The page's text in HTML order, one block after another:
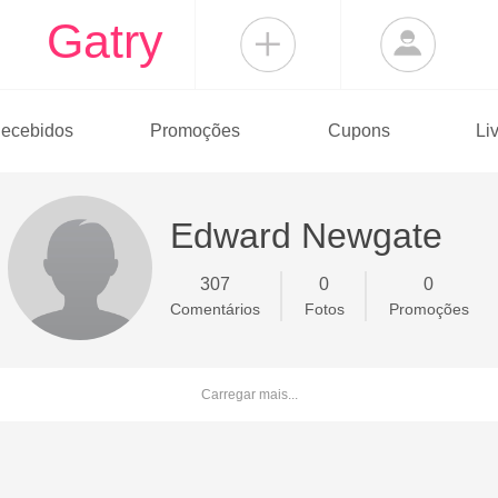
Gatry
Promoções Cupons
Edward Newgate
307
Comentários
0
Fotos
0
Promoções
Carregar mais...